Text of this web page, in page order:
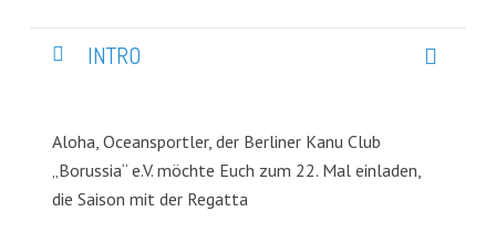
INTRO
Aloha, Oceansportler, der Berliner Kanu Club
„Borussia“ e.V. möchte Euch zum 22. Mal einladen,
die Saison mit der Regatta